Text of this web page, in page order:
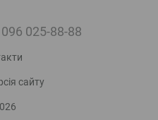
096 025-88-88
сайту